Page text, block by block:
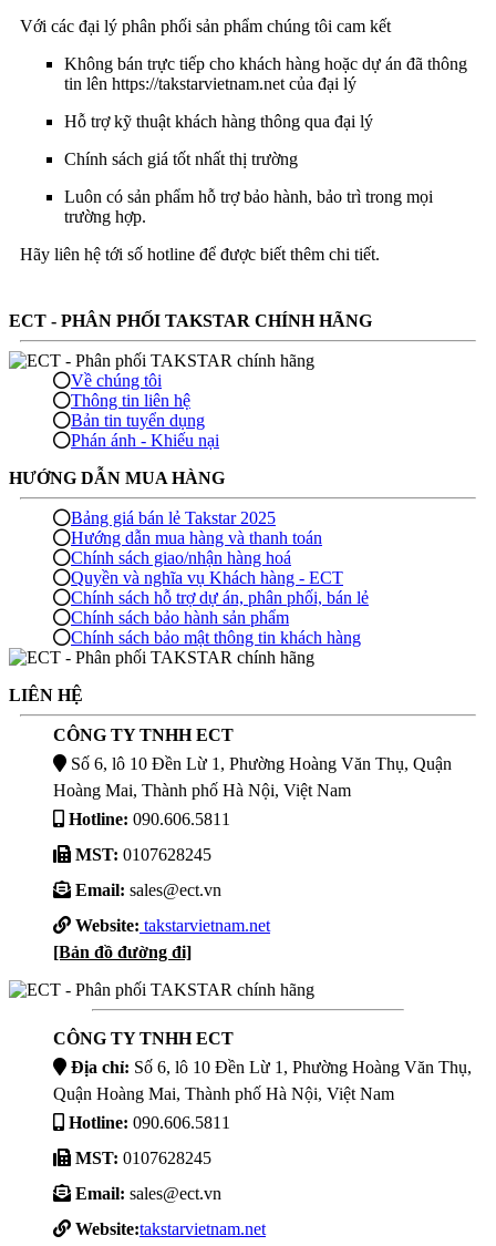
Với các đại lý phân phối sản phẩm chúng tôi cam kết
Không bán trực tiếp cho khách hàng hoặc dự án đã thông
tin lên https://takstarvietnam.net của đại lý
Hỗ trợ kỹ thuật khách hàng thông qua đại lý
Chính sách giá tốt nhất thị trường
Luôn có sản phẩm hỗ trợ bảo hành, bảo trì trong mọi
trường hợp.
Hãy liên hệ tới số hotline để được biết thêm chi tiết.
ECT - PHÂN PHỐI TAKSTAR CHÍNH HÃNG
Về chúng tôi
Thông tin liên hệ
Bản tin tuyển dụng
Phán ánh - Khiếu nại
HƯỚNG DẪN MUA HÀNG
Bảng giá bán lẻ Takstar 2025
Hướng dẫn mua hàng và thanh toán
Chính sách giao/nhận hàng hoá
Quyền và nghĩa vụ Khách hàng - ECT
Chính sách hỗ trợ dự án, phân phối, bán lẻ
Chính sách bảo hành sản phẩm
Chính sách bảo mật thông tin khách hàng
LIÊN HỆ
CÔNG TY TNHH ECT
Số 6, lô 10 Đền Lừ 1, Phường Hoàng Văn Thụ, Quận
Hoàng Mai, Thành phố Hà Nội, Việt Nam
Hotline: 090.606.5811
MST: 0107628245
Email: sales@ect.vn
Website: takstarvietnam.net
[Bản đồ đường đi]
CÔNG TY TNHH ECT
Địa chỉ: Số 6, lô 10 Đền Lừ 1, Phường Hoàng Văn Thụ,
Quận Hoàng Mai, Thành phố Hà Nội, Việt Nam
Hotline: 090.606.5811
MST: 0107628245
Email: sales@ect.vn
Website:takstarvietnam.net